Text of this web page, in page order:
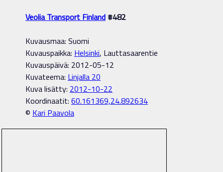
Veolia Transport Finland #482
Kuvausmaa: Suomi
Kuvauspaikka: Helsinki, Lauttasaarentie
Kuvauspäivä: 2012-05-12
Kuvateema: Linjalla 20
Kuva lisätty: 2012-10-22
Koordinaatit: 60.161369,24.892634
© Kari Paavola